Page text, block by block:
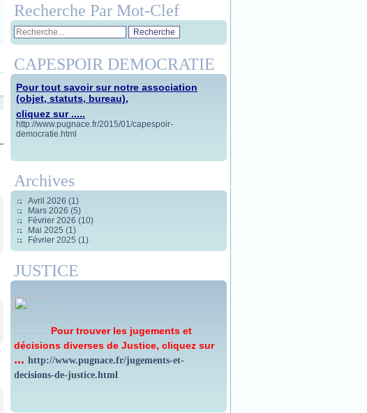
Recherche Par Mot-Clef
CAPESPOIR DEMOCRATIE
Pour tout savoir sur notre association
(objet, statuts, bureau),
cliquez sur .....
http://www.pugnace.fr/2015/01/capespoir-
democratie.html
Archives
Avril 2026 (1)
Mars 2026 (5)
Février 2026 (10)
Mai 2025 (1)
Février 2025 (1)
JUSTICE
Pour trouver les jugements et
décisions diverses de Justice, cliquez sur
... http://www.pugnace.fr/jugements-et-
decisions-de-justice.html